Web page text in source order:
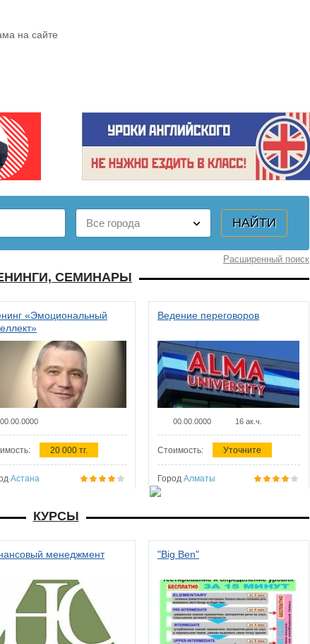
на сайте
Расширенный поиск
СЕМИНАРЫ
«Эмоциональный
00.00.0000
20 000 тг.
Астана
Ведение переговоров
00.00.0000 16 ак.ч.
Стоимость: Уточните
Город Алматы
КУРСЫ
менеджмент "Big Ben"